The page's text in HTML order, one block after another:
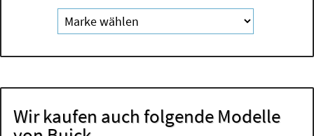
Wir kaufen auch folgende Modelle